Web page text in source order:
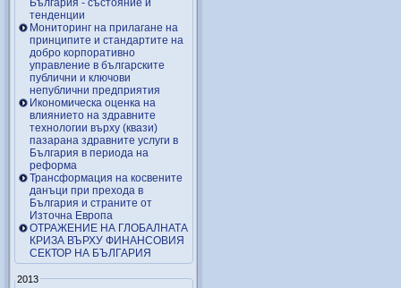
тенденции
Мониторинг на прилагане на
принципите и стандартите на
добро корпоративно
управление в българските
публични и ключови
непублични предприятия
Икономическа оценка на
влиянието на здравните
технологии върху (квази)
пазарана здравните услуги в
България в периода на
реформа
Трансформация на косвените
данъци при прехода в
България и страните от
Източна Европа
ОТРАЖЕНИЕ НА ГЛОБАЛНАТА
КРИЗА ВЪРХУ ФИНАНСОВИЯ
СЕКТОР НА БЪЛГАРИЯ
2013